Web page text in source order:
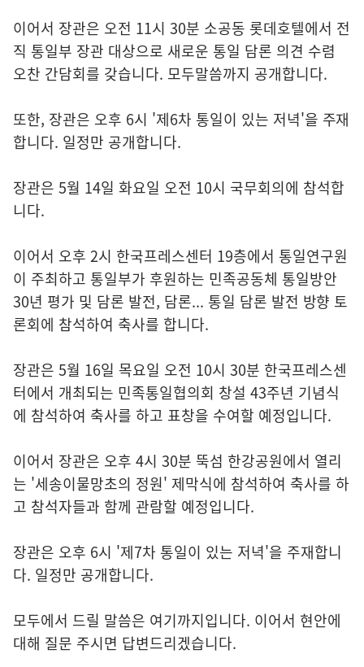
이어서 장관은 오전 11시 30분 소공동 롯데호텔에서 전
직 통일부 장관 대상으로 새로운 통일 담론 의견 수렴
오찬 간담회를 갖습니다. 모두말씀까지 공개합니다.
또한, 장관은 오후 6시 '제6차 통일이 있는 저녁'을 주재
합니다. 일정만 공개합니다.
장관은 5월 14일 화요일 오전 10시 국무회의에 참석합
니다.
이어서 오후 2시 한국프레스센터 19층에서 통일연구원
이 주최하고 통일부가 후원하는 민족공동체 통일방안
30년 평가 및 담론 발전, 담론... 통일 담론 발전 방향 토
론회에 참석하여 축사를 합니다.
장관은 5월 16일 목요일 오전 10시 30분 한국프레스센
터에서 개최되는 민족통일협의회 창설 43주년 기념식
에 참석하여 축사를 하고 표창을 수여할 예정입니다.
이어서 장관은 오후 4시 30분 뚝섬 한강공원에서 열리
는 '세송이물망초의 정원' 제막식에 참석하여 축사를 하
고 참석자들과 함께 관람할 예정입니다.
장관은 오후 6시 '제7차 통일이 있는 저녁'을 주재합니
다. 일정만 공개합니다.
모두에서 드릴 말씀은 여기까지입니다. 이어서 현안에
대해 질문 주시면 답변드리겠습니다.